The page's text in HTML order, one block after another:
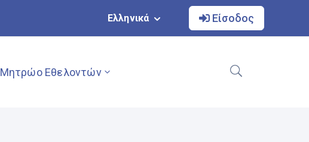
Ελληνικά Είσοδος
Μητρώο Εθελοντών